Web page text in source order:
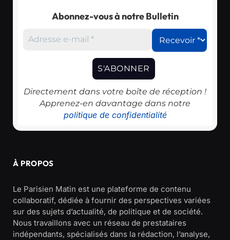
Abonnez-vous à notre Bulletin
Directement dans votre boîte de réception !
Apprenez-en davantage dans notre
politique de confidentialité
À PROPOS
Le Parisien Matin est une plateforme de contenu
collaboratif, dédiée à fournir des perspectives variées
sur des sujets d’actualité, de politique et de société.
Nous travaillons avec un réseau de prestataires
indépendants, spécialisés dans la rédaction, l’analyse,